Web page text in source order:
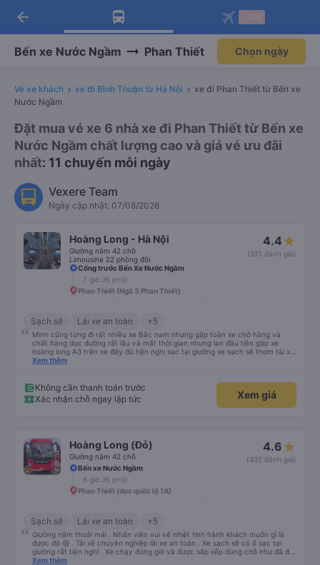
Tải app Vexere ngay!
Nhận ưu đãi thành viên độc
Mở app
Tải app Vexere
-30k/ghế khi đặt vé máy bay qua
Mở app
arrow_back
Bến xe Nước Ngầm Phan Thiết Chọn ngày
Vé xe khách xe đi Bình Thuận từ Hà Nội
xe đi Phan Thiết từ Bến xe
Nước Ngầm
Đặt mua vé xe 6 nhà xe đi Phan Thiết từ Bến xe
Nước Ngầm chất lượng cao và giá vé ưu đãi
nhất: 11 chuyến mỗi ngày
Vexere Team
Ngày cập nhật: 07/08/2026
Hoàng Long - Hà Nội
Giường nằm 42 chỗ
Limousine 22 phòng đôi
4.4
(321 đánh giá)
Cổng trước Bến Xe Nước Ngầm
7 giờ 35 phút
Phan Thiết (Ngã 3 Phan Thiết)
Sạch sẽ Lái xe an toàn +5
Mình cũng từng đi rất nhiều xe Bắc nam nhưng gặp toàn xe chở hàng và
chất hàng dọc đường rất lâu và mất thời gian nhưng lan đầu tiên gặp xe
hoàng long A3 trên xe đây đủ tiện nghi sac tại giường xe sạch sẽ thơm tài xế
lo xe thoải mái vui tính sẽ con ung hô nhe
Xem thêm
Không cần thanh toán trước
Xác nhận chỗ ngay lập tức
Xem giá
Hoàng Long (Đỏ)
Giường nằm 42 chỗ
4.6
(432 đánh giá)
Bến xe Nước Ngầm
6 giờ 35 phút
Phan Thiết (dọc quốc lộ 1A)
Sạch sẽ Lái xe an toàn +5
Giường nằm thoải mái . Nhân viên vui vẻ nhiệt tình hành khách muốn gì là
được đó 😆 . Tài xế chuyên nghiệp lái xe an toàn . Xe sạch sẽ có ổ sạc tại
giường rất tiện nghi . Xe chạy đúng giờ và được sắp xếp đúng chỗ như đã đặt
. Điểm 10 cho hoàng long đỏ 👍
Xem thêm